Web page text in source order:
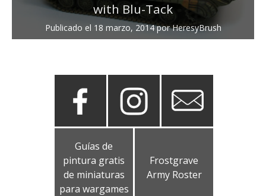
with Blu-Tack
Publicado el 18 marzo, 2014porHeresyBrush
Guías de
pintura gratis
de miniaturas
para wargames
Frostgrave
Army Roster